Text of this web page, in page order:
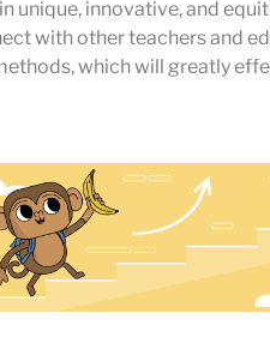
unique, innovative, and
with other teachers and
which will greatly